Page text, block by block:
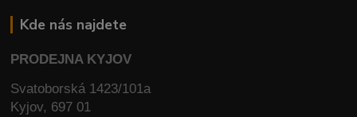
Kde nás najdete
PRODEJNA KYJOV
Svatoborská 1423/101a
Kyjov, 697 01